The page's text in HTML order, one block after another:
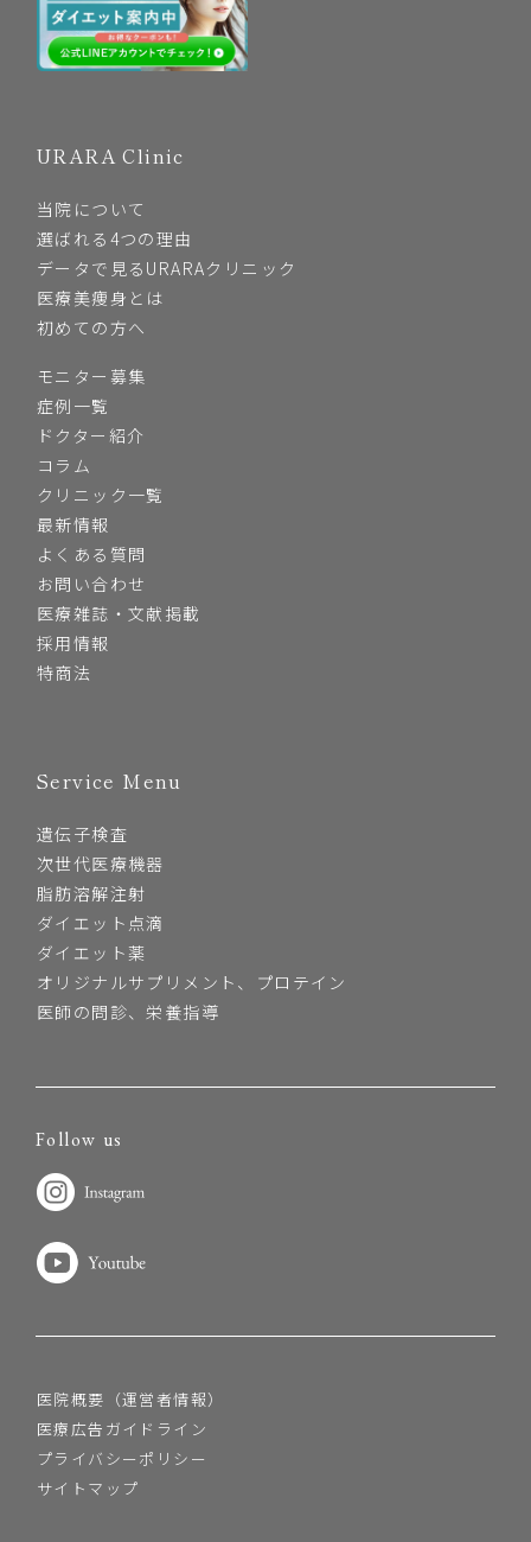
URARA Clinic
当院について
選ばれる4つの理由
データで見るURARAクリニック
医療美痩身とは
初めての方へ
モニター募集
症例一覧
ドクター紹介
コラム
クリニック一覧
最新情報
よくある質問
お問い合わせ
医療雑誌・文献掲載
採用情報
特商法
Service Menu
遺伝子検査
次世代医療機器
脂肪溶解注射
ダイエット点滴
ダイエット薬
オリジナルサプリメント、プロテイン
医師の問診、栄養指導
医院概要（運営者情報）
医療広告ガイドライン
プライバシーポリシー
サイトマップ
Follow us